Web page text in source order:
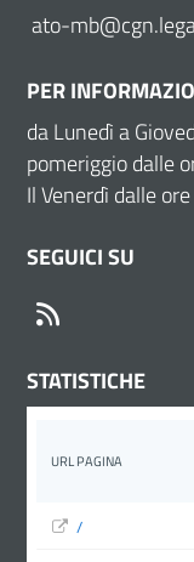
ato-
PER
da Lunedì a
pomeriggio dalle
Il Venerdì dalle
SEGUICI SU
STATISTICHE